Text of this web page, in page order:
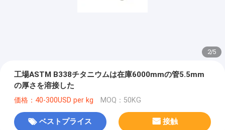
2/5
工場ASTM B338チタニウムは在庫6000mmの管5.5mm
の厚さを溶接した
価格：40-300USD per kg MOQ：50KG
ベストプライス 接触